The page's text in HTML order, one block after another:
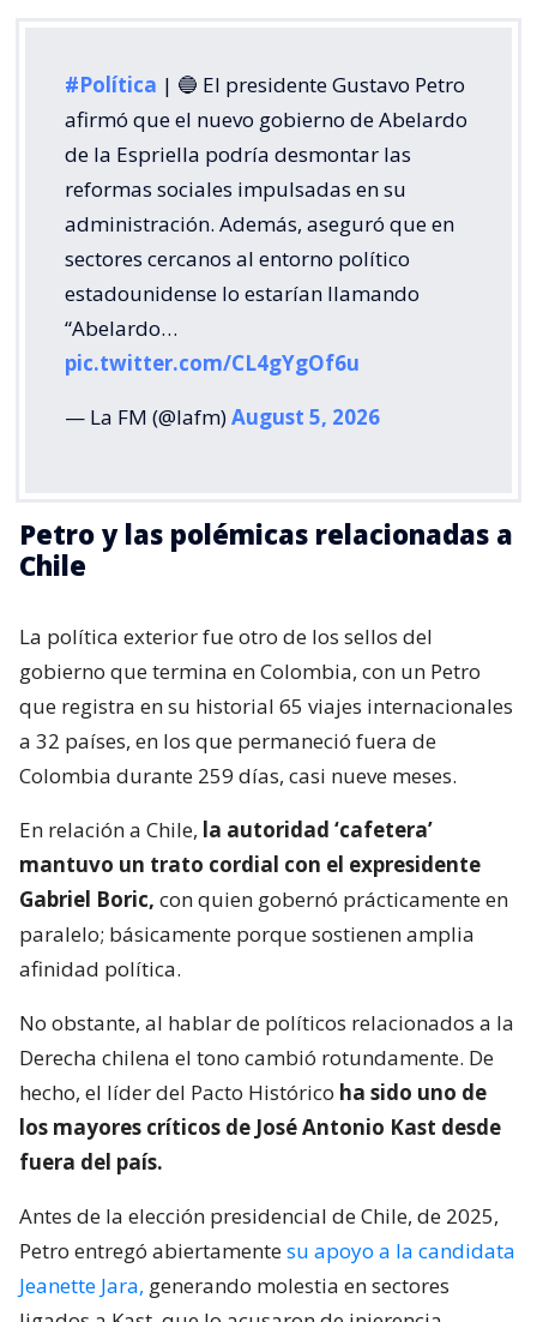
#Política | 🔵 El presidente Gustavo Petro
afirmó que el nuevo gobierno de Abelardo
de la Espriella podría desmontar las
reformas sociales impulsadas en su
administración. Además, aseguró que en
sectores cercanos al entorno político
estadounidense lo estarían llamando
“Abelardo…
pic.twitter.com/CL4gYgOf6u
— La FM (@lafm)August 5, 2026
Petro y las polémicas relacionadas a
Chile
La política exterior fue otro de los sellos del
gobierno que termina en Colombia, con un Petro
que registra en su historial 65 viajes internacionales
a 32 países, en los que permaneció fuera de
Colombia durante 259 días, casi nueve meses.
En relación a Chile, la autoridad ‘cafetera’
mantuvo un trato cordial con el expresidente
Gabriel Boric, con quien gobernó prácticamente en
paralelo; básicamente porque sostienen amplia
afinidad política.
No obstante, al hablar de políticos relacionados a la
Derecha chilena el tono cambió rotundamente. De
hecho, el líder del Pacto Histórico ha sido uno de
los mayores críticos de José Antonio Kast desde
fuera del país.
Antes de la elección presidencial de Chile, de 2025,
Petro entregó abiertamentesu apoyo a la candidata
Jeanette Jara, generando molestia en sectores